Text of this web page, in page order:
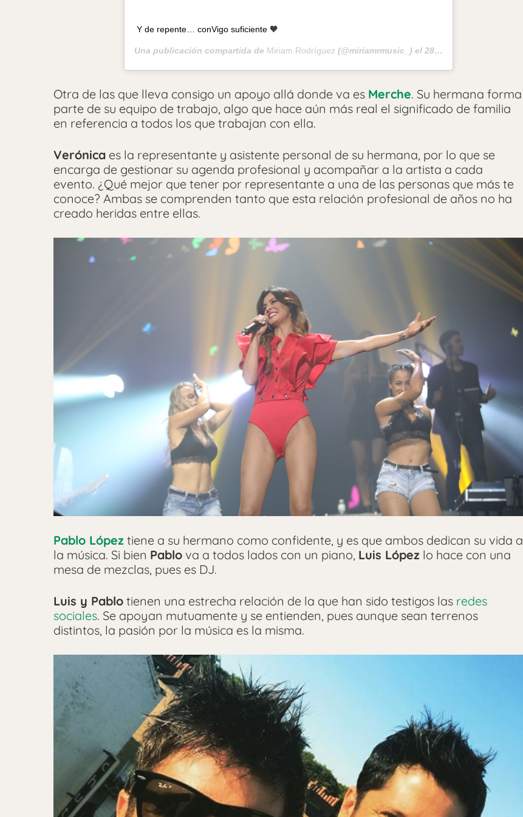
Y de repente… conVigo suficiente 🧡
Una publicación compartida de Miriam Rodríguez (@miriamrmusic_) el 28 Jun, 2019 a las 2:30 PDT
Otra de las que lleva consigo un apoyo allá donde va es Merche. Su hermana forma
parte de su equipo de trabajo, algo que hace aún más real el significado de familia
en referencia a todos los que trabajan con ella.
Verónica es la representante y asistente personal de su hermana, por lo que se
encarga de gestionar su agenda profesional y acompañar a la artista a cada
evento. ¿Qué mejor que tener por representante a una de las personas que más te
conoce? Ambas se comprenden tanto que esta relación profesional de años no ha
creado heridas entre ellas.
Pablo López tiene a su hermano como confidente, y es que ambos dedican su vida a
la música. Si bien Pablo va a todos lados con un piano, Luis López lo hace con una
mesa de mezclas, pues es DJ.
Luis y Pablo tienen una estrecha relación de la que han sido testigos las redes
sociales. Se apoyan mutuamente y se entienden, pues aunque sean terrenos
distintos, la pasión por la música es la misma.